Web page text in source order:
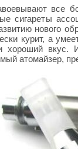
все
сигареты
нового
курит, а
хороший вкус.
атомайзер,